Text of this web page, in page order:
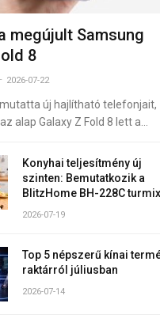
megújult Samsung
8
2026-07-22
új hajlítható telefonjait,
alap Galaxy Z Fold 8 lett a…
Konyhai teljesítmény új
szinten: Bemutatkozik a
BlitzHome BH-228C
2026-07-19
Top 5 népszerű kínai
raktárról júliusban
2026-07-14